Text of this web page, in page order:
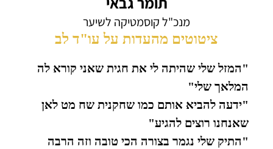
מנכ"ל קוסמטיקה לשיער
ציטוטים מהעדות על עו"ד לב
"המזל שלי שהיתה לי את חגית שאני קורא לה
המלאך שלי"
"ידעה להביא אותם כמו שחקנית שח מט לאן
שאנחנו רוצים להגיע"
"התיק שלי נגמר בצורה הכי טובה וזה הרבה